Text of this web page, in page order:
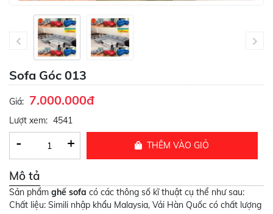
Sofa Góc 013
Giá: 7.000.000đ
Lượt xem: 4541
- + THÊM VÀO GIỎ
Mô tả
Sản phẩm ghế sofa có các thông số kĩ thuật cụ thể như sau:
Chất liệu: Simili nhập khẩu Malaysia, Vải Hàn Quốc có chất lượng